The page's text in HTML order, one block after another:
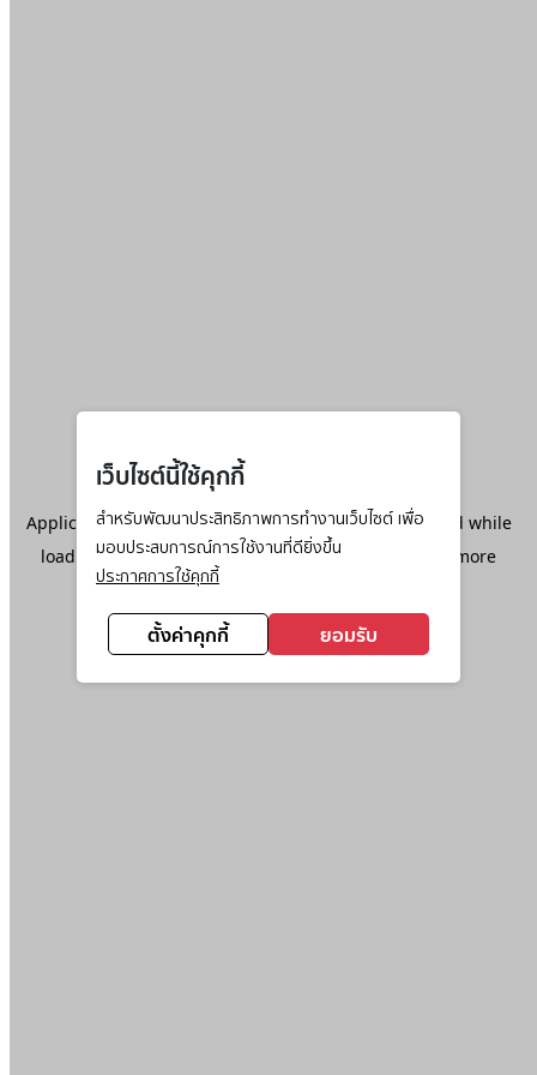
เว็บไซต์นี้ใช้คุกกี้
สำหรับพัฒนาประสิทธิภาพการทำงานเว็บไซต์ เพื่อ
มอบประสบการณ์การใช้งานที่ดียิ่งขึ้น
ประกาศการใช้คุกกี้
ตั้งค่าคุกกี้ ยอมรับ
Application error: aclient-side exception has occurred while
loadingwww.ktc.co.th(see the browser console
for more
information).